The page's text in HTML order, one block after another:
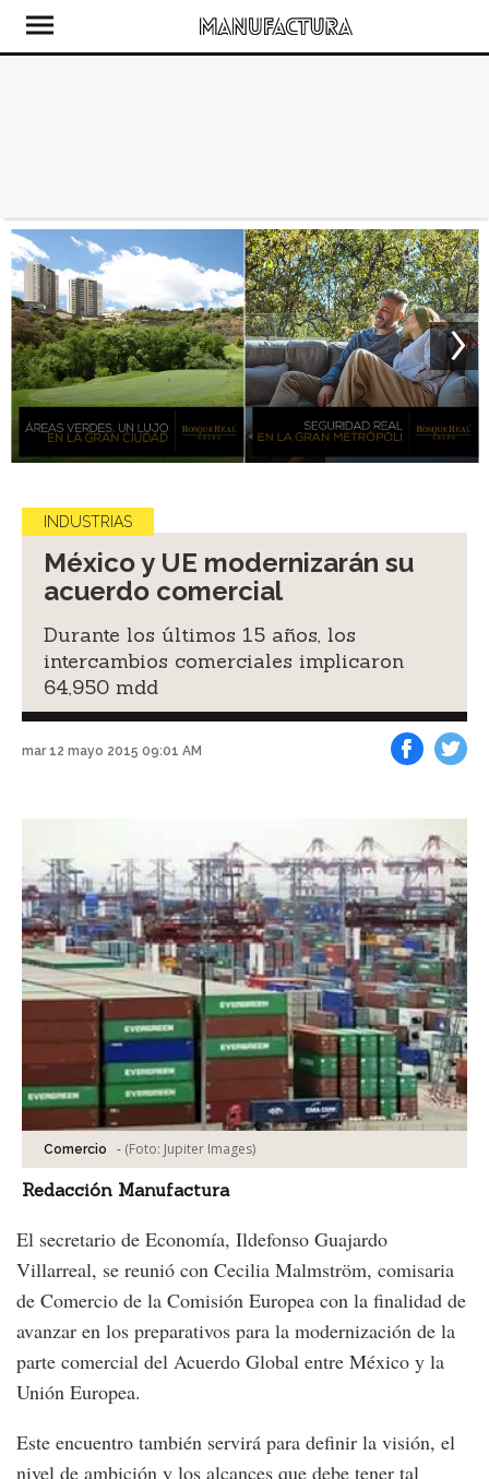
INDUSTRIAS
México y UE modernizarán su
acuerdo comercial
Durante los últimos 15 años, los
intercambios comerciales implicaron
64,950 mdd
mar 12 mayo 2015 09:01 AM
Comercio - (Foto: Jupiter Images)
Redacción Manufactura
El secretario de Economía, Ildefonso Guajardo
Villarreal, se reunió con Cecilia Malmström, comisaria
de Comercio de la Comisión Europea con la finalidad de
avanzar en los preparativos para la modernización de la
parte comercial del Acuerdo Global entre México y la
Unión Europea.
Este encuentro también servirá para definir la visión, el
nivel de ambición y los alcances que debe tener tal